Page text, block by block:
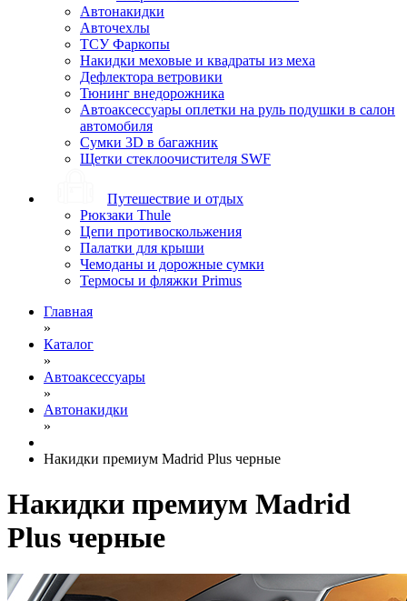
Автонакидки
Авточехлы
ТСУ Фаркопы
Накидки меховые и квадраты из меха
Дефлектора ветровики
Тюнинг внедорожника
Автоаксессуары оплетки на руль подушки в салон
автомобиля
Сумки 3D в багажник
Щетки стеклоочистителя SWF
Путешествие и отдых
Рюкзаки Thule
Цепи противоскольжения
Палатки для крыши
Чемоданы и дорожные сумки
Термосы и фляжки Primus
Главная
»
Каталог
»
Автоаксессуары
»
Автонакидки
»
Накидки премиум Madrid Plus черные
Накидки премиум Madrid
Plus черные